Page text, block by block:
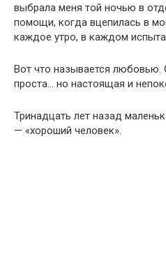
выбрала меня той ночью в
помощи, когда вцепилась в
каждое утро, в каждом
Вот что называется любовью.
проста… но настоящая и
Тринадцать лет назад
— «хороший человек».